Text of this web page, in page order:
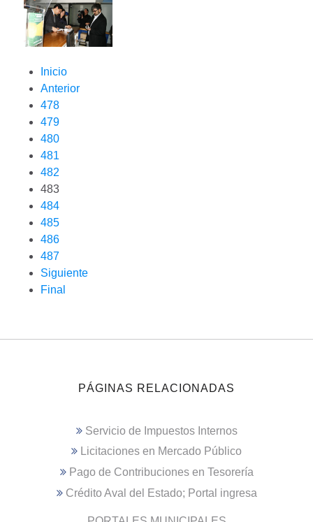
Inicio
Anterior
478
479
480
481
482
483
484
485
486
487
Siguiente
Final
PÁGINAS RELACIONADAS
Servicio de Impuestos Internos
Licitaciones en Mercado Público
Pago de Contribuciones en Tesorería
Crédito Aval del Estado; Portal ingresa